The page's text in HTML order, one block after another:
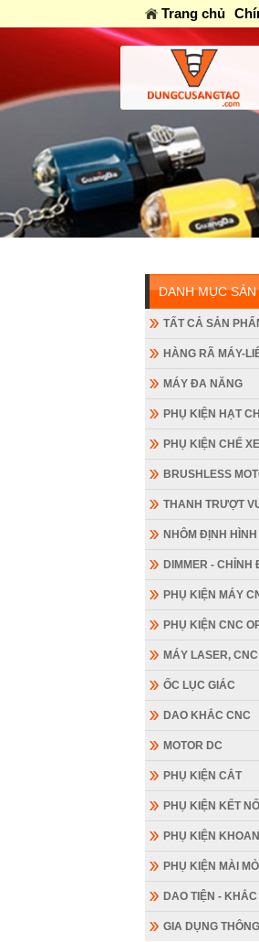
Trang chủ
DANH MỤC
TẤT CẢ SẢN
HÀNG RÃ MÁY-
MÁY ĐA NĂNG
PHỤ KIỆN HẠT
PHỤ KIỆN CHẾ XE
BRUSHLESS
THANH TRƯỢT
NHÔM ĐỊNH
DIMMER - CHỈNH
PHỤ KIỆN MÁY
PHỤ KIỆN CNC
MÁY LASER, CNC
ỐC LỤC GIÁC
DAO KHẮC CNC
MOTOR DC
PHỤ KIỆN CẮT
PHỤ KIỆN KẾT
PHỤ KIỆN
PHỤ KIỆN MÀI
DAO TIỆN -
GIA DỤNG